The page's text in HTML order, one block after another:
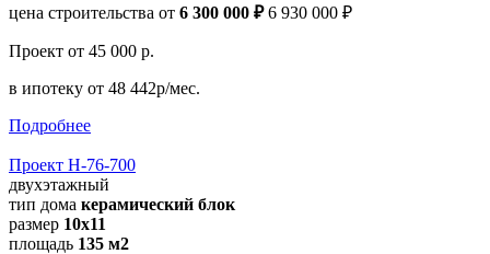
цена строительства от 6 300 000 ₽ 6 930 000 ₽
Проект от 45 000 р.
в ипотеку от 48 442р/мес.
Подробнее
Проект Н-76-700
двухэтажный
тип дома керамический блок
размер 10x11
площадь 135 м2